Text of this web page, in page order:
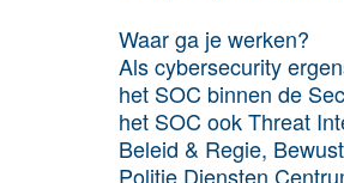
Waar ga je werken?
Als cybersecurity
het SOC binnen de
het SOC ook Threat
Beleid & Regie,
Politie Diensten